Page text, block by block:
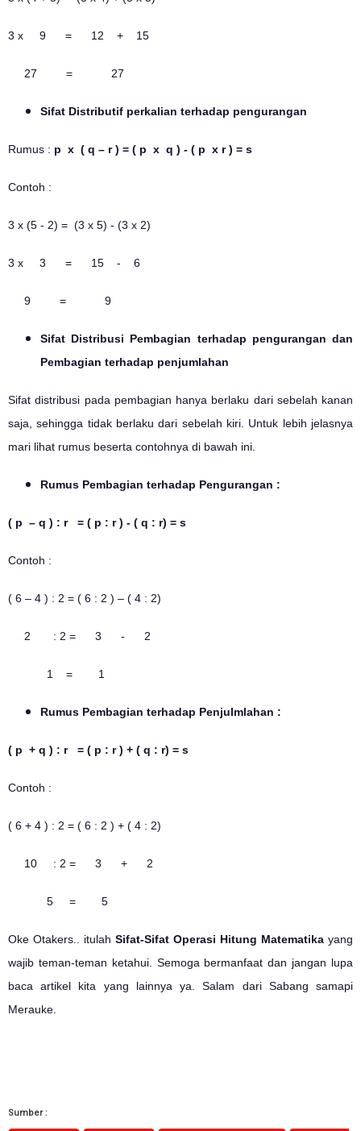
3 x 9 = 12 + 15
27 = 27
Sifat Distributif perkalian terhadap pengurangan
Rumus : p x ( q – r ) = ( p x q ) - ( p x r ) = s
Contoh :
3 x (5 - 2) = (3 x 5) - (3 x 2)
3 x 3 = 15 - 6
9 = 9
Sifat Distribusi Pembagian terhadap pengurangan dan
Pembagian terhadap penjumlahan
Sifat distribusi pada pembagian hanya berlaku dari sebelah kanan
saja, sehingga tidak berlaku dari sebelah kiri. Untuk lebih jelasnya
mari lihat rumus beserta contohnya di bawah ini.
Rumus Pembagian terhadap Pengurangan :
( p – q ) : r = ( p : r ) - ( q : r) = s
Contoh :
( 6 – 4 ) : 2 = ( 6 : 2 ) – ( 4 : 2)
2 : 2 = 3 - 2
1 = 1
Rumus Pembagian terhadap Penjulmlahan :
( p + q ) : r = ( p : r ) + ( q : r) = s
Contoh :
( 6 + 4 ) : 2 = ( 6 : 2 ) + ( 4 : 2)
10 : 2 = 3 + 2
5 = 5
Oke Otakers.. itulah Sifat-Sifat Operasi Hitung Matematika yang
wajib teman-teman ketahui. Semoga bermanfaat dan jangan lupa
baca artikel kita yang lainnya ya. Salam dari Sabang samapi
Merauke.
Sumber :